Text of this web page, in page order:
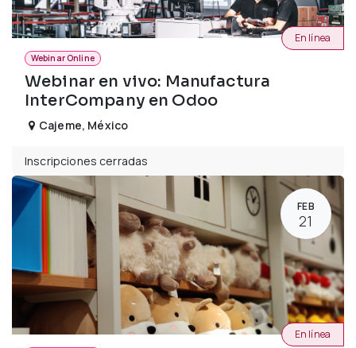
Webinar Online
Webinar en vivo: Manufactura
InterCompany en Odoo
En línea
Cajeme, México
Inscripciones cerradas
FEB
21
En línea